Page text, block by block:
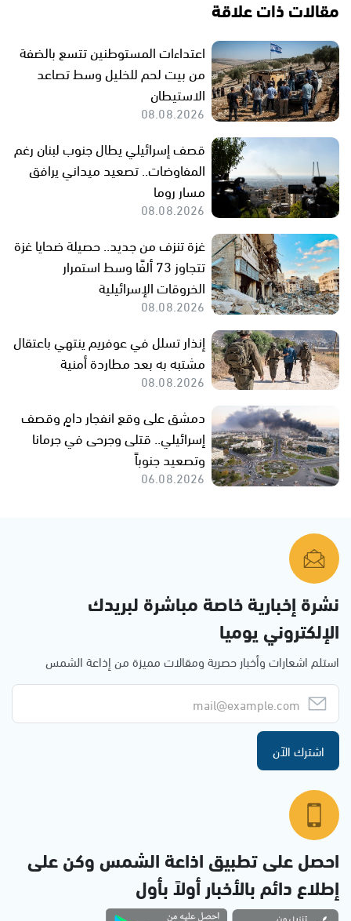
مقالات ذات علاقة
اعتداءات المستوطنين تتسع بالضفة
من بيت لحم للخليل وسط تصاعد
الاستيطان
08.08.2026
قصف إسرائيلي يطال جنوب لبنان رغم
المفاوضات.. تصعيد ميداني يرافق
مسار روما
08.08.2026
غزة تنزف من جديد.. حصيلة ضحايا غزة
تتجاوز 73 ألفًا وسط استمرار
الخروقات الإسرائيلية
08.08.2026
إنذار تسلل في عوفريم ينتهي باعتقال
مشتبه به بعد مطاردة أمنية
08.08.2026
دمشق على وقع انفجار دامٍ وقصف
إسرائيلي.. قتلى وجرحى في جرمانا
وتصعيد جنوباً
06.08.2026
نشرة إخبارية خاصة مباشرة لبريدك
الإلكتروني يوميا
استلم اشعارات وأخبار حصرية ومقالات مميزة من إذاعة الشمس
اشترك الآن
احصل على تطبيق اذاعة الشمس وكن على
إطلاع دائم بالأخبار أولاً بأول